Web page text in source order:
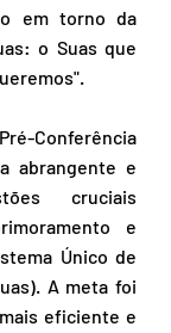
em torno da
o Suas que
Conferência
abrangente e
cruciais
e
Único de
A meta foi
eficiente e